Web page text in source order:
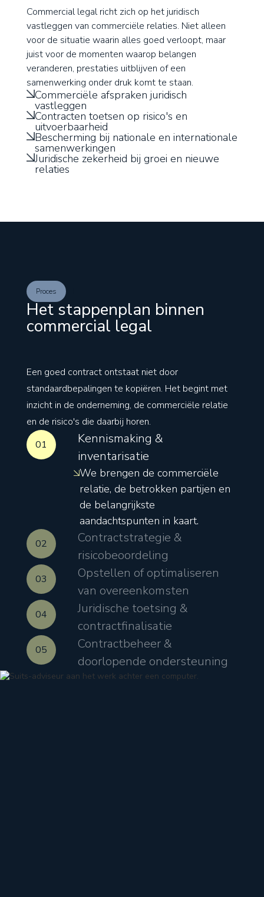
Commercial legal richt zich op het juridisch
vastleggen van commerciële relaties. Niet alleen
voor de situatie waarin alles goed verloopt, maar
juist voor de momenten waarop belangen
veranderen, prestaties uitblijven of een
samenwerking onder druk komt te staan.
Commerciële afspraken juridisch
vastleggen
Contracten toetsen op risico's en
uitvoerbaarheid
Bescherming bij nationale en internationale
samenwerkingen
Juridische zekerheid bij groei en nieuwe
relaties
Proces
Het stappenplan binnen
commercial legal
Een goed contract ontstaat niet door
standaardbepalingen te kopiëren. Het begint met
inzicht in de onderneming, de commerciële relatie
en de risico's die daarbij horen.
01
Kennismaking &
inventarisatie
We brengen de commerciële
relatie, de betrokken partijen en
de belangrijkste
aandachtspunten in kaart.
02
Contractstrategie &
risicobeoordeling
03
Opstellen of optimaliseren
van overeenkomsten
04
Juridische toetsing &
contractfinalisatie
05
Contractbeheer &
doorlopende ondersteuning